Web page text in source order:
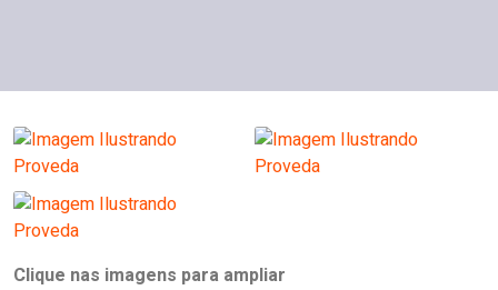
Clique nas imagens para ampliar